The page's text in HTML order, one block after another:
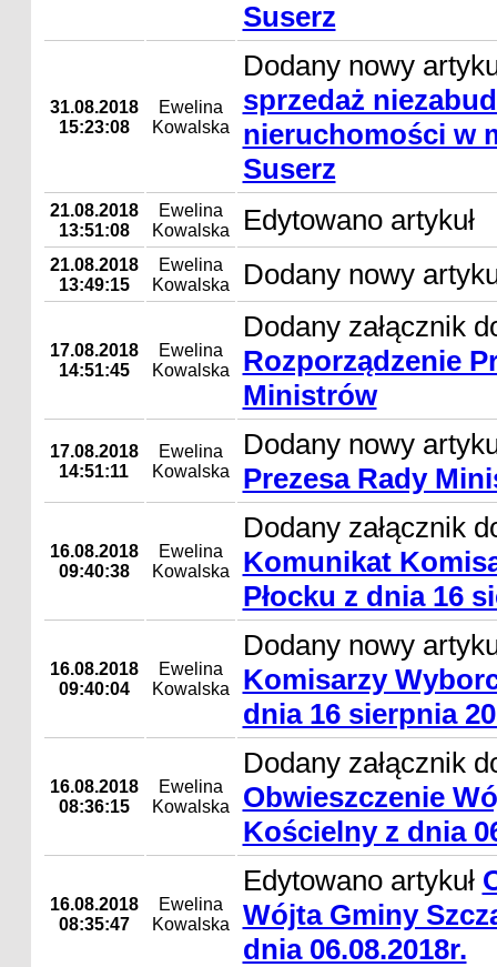
Suserz
31.08.2018
15:23:08
Ewelina
Kowalska
Dodany nowy
sprzedaż
nieruchomości w
Suserz
21.08.2018
13:51:08
Ewelina
Kowalska
Edytowano artykuł
21.08.2018
13:49:15
Ewelina
Kowalska
Dodany nowy
17.08.2018
14:51:45
Ewelina
Kowalska
Dodany załącznik
Rozporządzenie
Ministrów
17.08.2018
14:51:11
Ewelina
Kowalska
Dodany nowy
Prezesa Rady
16.08.2018
09:40:38
Ewelina
Kowalska
Dodany załącznik
Komunikat
Płocku z dnia 16
16.08.2018
09:40:04
Ewelina
Kowalska
Dodany nowy
Komisarzy
dnia 16 sierpnia
16.08.2018
08:36:15
Ewelina
Kowalska
Dodany załącznik
Obwieszczenie
Kościelny z dnia
16.08.2018
08:35:47
Ewelina
Kowalska
Edytowano artykuł
Wójta Gminy
dnia 06.08.2018r.